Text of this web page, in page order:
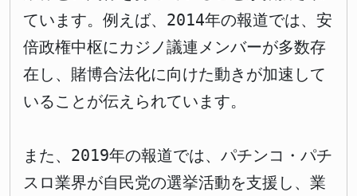
ています。例えば、2014年の報道では、安
倍政権中枢にカジノ議連メンバーが多数存
在し、賭博合法化に向けた動きが加速して
いることが伝えられています。
また、2019年の報道では、パチンコ・パチ
スロ業界が自民党の選挙活動を支援し、業